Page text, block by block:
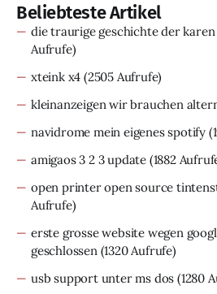
Beliebteste Artikel
die traurige geschichte der
Aufrufe)
xteink x4 (2505 Aufrufe)
kleinanzeigen wir brauchen
navidrome mein eigenes spotify
amigaos 3 2 3 update (1882
open printer open source
Aufrufe)
erste grosse website wegen
geschlossen (1320 Aufrufe)
usb support unter ms dos (1280